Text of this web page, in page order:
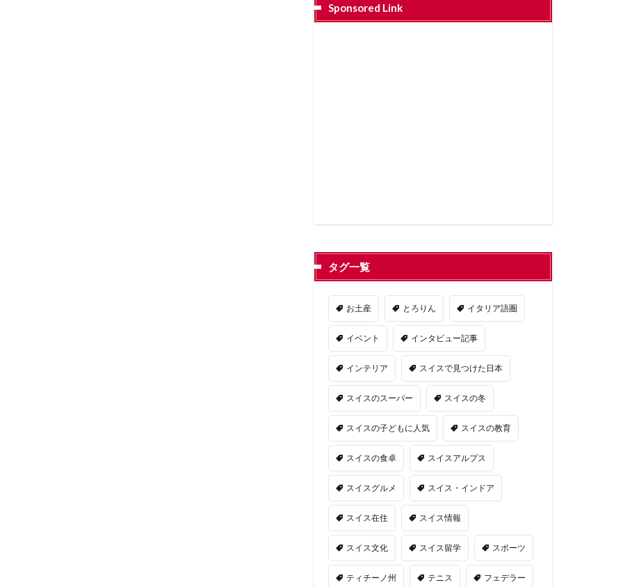
Sponsored Link
タグ一覧
お土産 とろりん イタリア語圏
イベント インタビュー記事
インテリア スイスで見つけた日本
スイスのスーパー スイスの冬
スイスの子どもに人気 スイスの教育
スイスの食卓 スイスアルプス
スイスグルメ スイス・インドア
スイス在住 スイス情報
スイス文化 スイス留学 スポーツ
ティチーノ州 テニス フェデラー